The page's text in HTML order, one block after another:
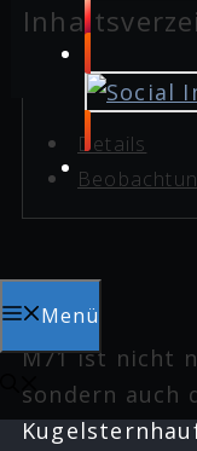
Menü
Details
M71 ist nicht
sondern auch